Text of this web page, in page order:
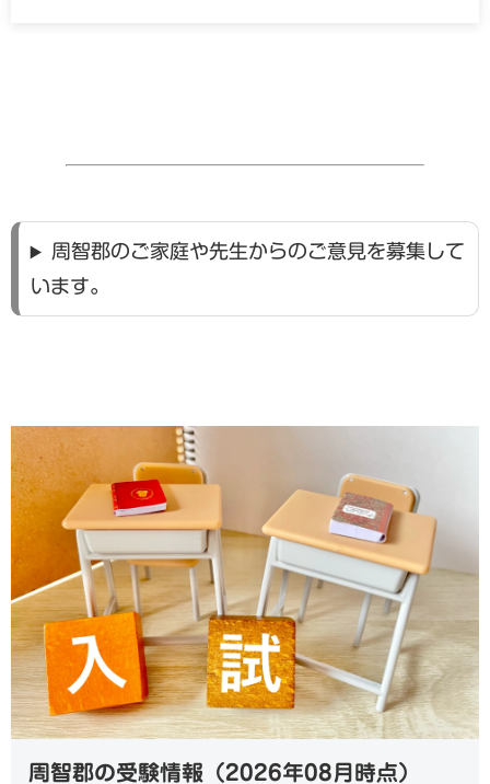
周智郡のご家庭や先生からのご意見を募集して
います。
周智郡の受験情報（2026年08月時点）